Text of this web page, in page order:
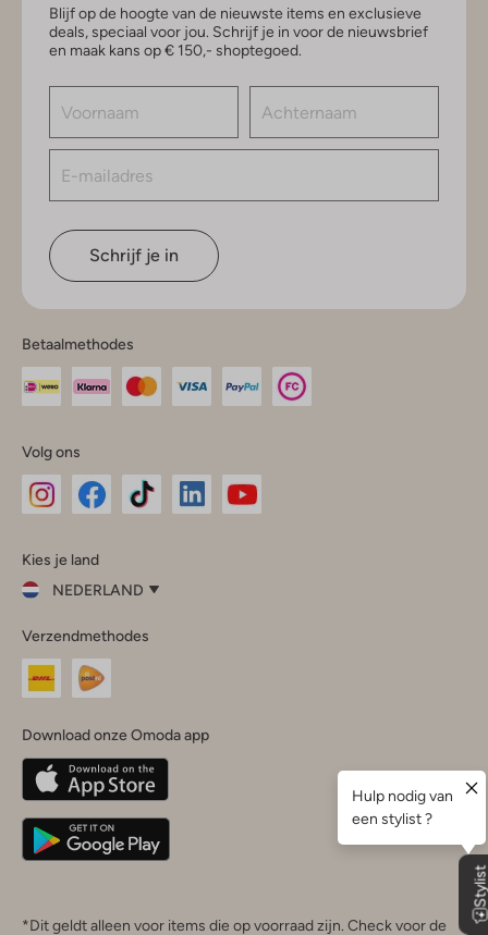
Blijf op de hoogte van de nieuwste items en exclusieve
deals, speciaal voor jou. Schrijf je in voor de nieuwsbrief
en maak kans op € 150,- shoptegoed.
Schrijf je in
Betaalmethodes
Volg ons
InstagramFacebook
Kies je land
NEDERLAND
je
land
Nederland
Belgique(Français)
Deutschland
Verzendmethodes
Download onze Omoda app
*Dit geldt alleen voor items die op voorraad zijn. Check voor de